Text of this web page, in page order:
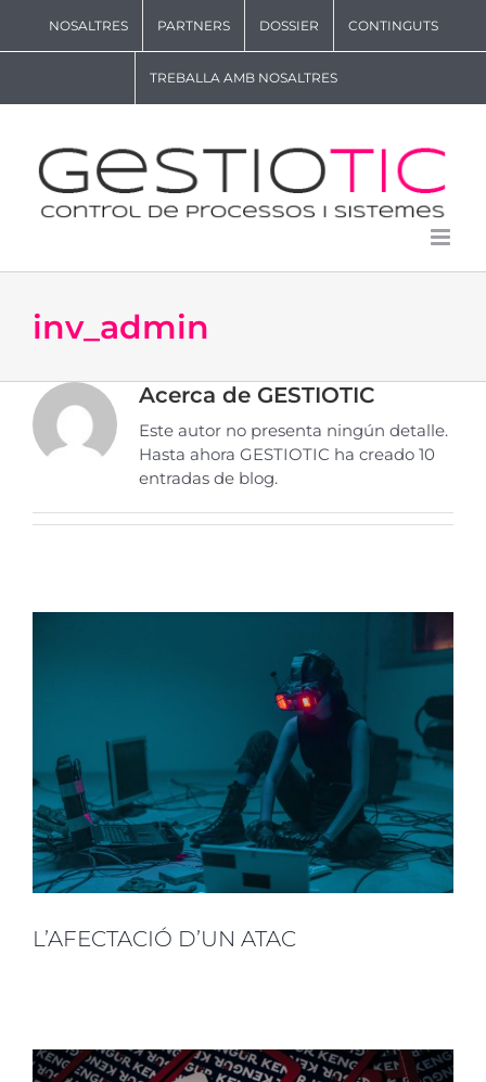
content
NOSALTRES PARTNERS DOSSIER CONTINGUTS
TREBALLA AMB NOSALTRES
inv_admin
Acerca de GESTIOTIC
Este autor no presenta ningún detalle.
Hasta ahora GESTIOTIC ha creado 10
entradas de blog.
L’AFECTACIÓ D’UN ATAC